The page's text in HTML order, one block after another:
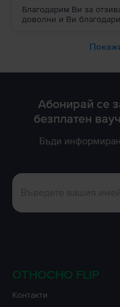
Благодарим Ви за
доволни и Ви
Абонирай се
безплатен
Бъди
ОТНОСНО FLIP
Контакти